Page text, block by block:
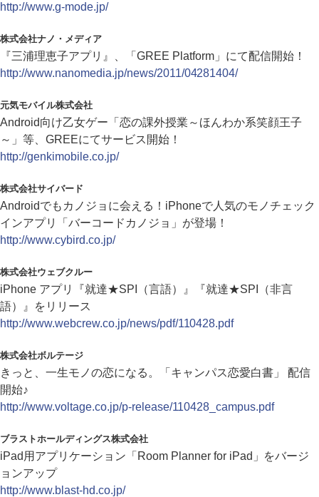
http://www.g-mode.jp/
株式会社ナノ・メディア
『三浦理恵子アプリ』、「GREE Platform」にて配信開始！
http://www.nanomedia.jp/news/2011/04281404/
元気モバイル株式会社
Android向け乙女ゲー「恋の課外授業～ほんわか系笑顔王子
～」等、GREEにてサービス開始！
http://genkimobile.co.jp/
株式会社サイバード
Androidでもカノジョに会える！iPhoneで人気のモノチェック
インアプリ「バーコードカノジョ」が登場！
http://www.cybird.co.jp/
株式会社ウェブクルー
iPhone アプリ『就達★SPI（言語）』『就達★SPI（非言
語）』をリリース
http://www.webcrew.co.jp/news/pdf/110428.pdf
株式会社ボルテージ
きっと、一生モノの恋になる。「キャンパス恋愛白書」 配信
開始♪
http://www.voltage.co.jp/p-release/110428_campus.pdf
ブラストホールディングス株式会社
iPad用アプリケーション「Room Planner for iPad」をバージ
ョンアップ
http://www.blast-hd.co.jp/